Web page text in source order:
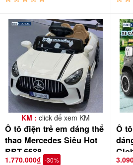
Ô tô điện trẻ em địa hình siêu hot BBT-
phỏng như xe thật với nhiều chức
còi, nhạc, xoay trái xoay phải, tiến lùi
chiếc xe của mình như thật
KM : click để xem KM
Ô tô điện trẻ em dáng thể
thao Mercedes Siêu Hot
BBT-6688
1.770.000₫ -30%
Ô